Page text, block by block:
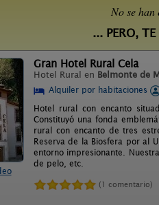
No se
... PERO,
Gran Hotel Rural Cela
Hotel Rural en Belmonte de
Alquiler por habitaciones
Hotel rural con encanto
Constituyó una fonda
rural con encanto de tres
Reserva de la Biosfera por al
entorno impresionante.
de pelo, etc.
(1 comentario)